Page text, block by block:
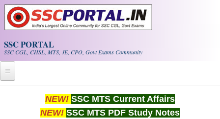
Skip to main content
SSC PORTAL
SSC CGL, CHSL, MTS, JE, CPO, Govt Exams Community
Whats New!
NEW! SSC MTS Current Affairs
NEW! SSC MTS PDF Study Notes